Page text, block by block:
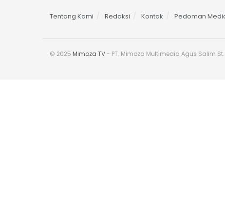
Tentang Kami Redaksi Kontak Pedoman
© 2025 Mimoza TV- PT. Mimoza Multimedia Agus Salim